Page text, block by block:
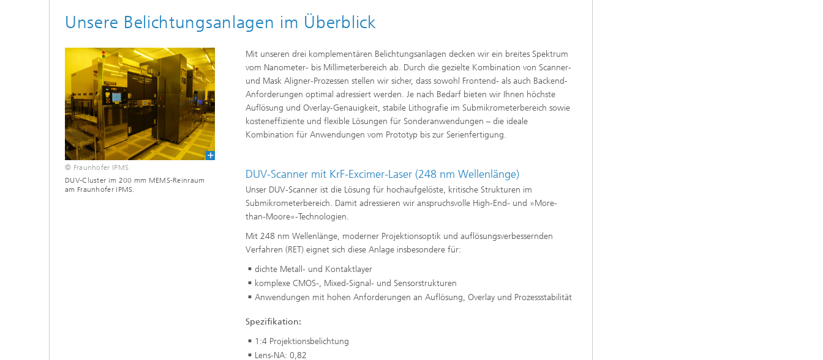
Unsere Belichtungsanlagen im Überblick
© Fraunhofer IPMS
DUV-Cluster im 200 mm MEMS-Reinraum
am Fraunhofer IPMS.
Mit unseren drei komplementären Belichtungsanlagen decken wir ein breites Spektrum
vom Nanometer- bis Millimeterbereich ab. Durch die gezielte Kombination von Scanner-
und Mask Aligner-Prozessen stellen wir sicher, dass sowohl Frontend- als auch Backend-
Anforderungen optimal adressiert werden. Je nach Bedarf bieten wir Ihnen höchste
Auflösung und Overlay-Genauigkeit, stabile Lithografie im Submikrometerbereich sowie
kosteneffiziente und flexible Lösungen für Sonderanwendungen – die ideale
Kombination für Anwendungen vom Prototyp bis zur Serienfertigung.
DUV-Scanner mit KrF-Excimer-Laser (248 nm Wellenlänge)
Unser DUV-Scanner ist die Lösung für hochaufgelöste, kritische Strukturen im
Submikrometerbereich. Damit adressieren wir anspruchsvolle High-End- und »More-
than-Moore«-Technologien.
Mit 248 nm Wellenlänge, moderner Projektionsoptik und auflösungsverbessernden
Verfahren (RET) eignet sich diese Anlage insbesondere für:
dichte Metall- und Kontaktlayer
komplexe CMOS-, Mixed-Signal- und Sensorstrukturen
Anwendungen mit hohen Anforderungen an Auflösung, Overlay und Prozessstabilität
Spezifikation:
1:4 ​Projektionsbelichtung
Lens-NA: 0,82